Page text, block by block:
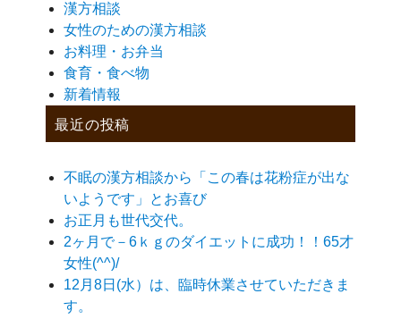
漢方相談
女性のための漢方相談
お料理・お弁当
食育・食べ物
新着情報
最近の投稿
不眠の漢方相談から「この春は花粉症が出な
いようです」とお喜び
お正月も世代交代。
2ヶ月で－6ｋｇのダイエットに成功！！65才
女性(^^)/
12月8日(水）は、臨時休業させていただきま
す。